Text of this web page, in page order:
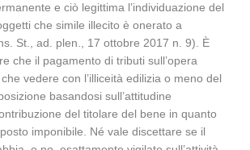
e ciò legittima l’individuazione del
che simile illecito è onerato a
St., ad. plen., 17 ottobre 2017 n. 9). È
che il pagamento di tributi sull’opera
vedere con l’illiceità edilizia o meno del
basandosi sull’attitudine
del titolare del bene in quanto
imponibile. Né vale discettare se il